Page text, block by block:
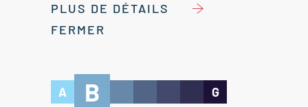
PLUS DE DÉTAILS
FERMER
A B G